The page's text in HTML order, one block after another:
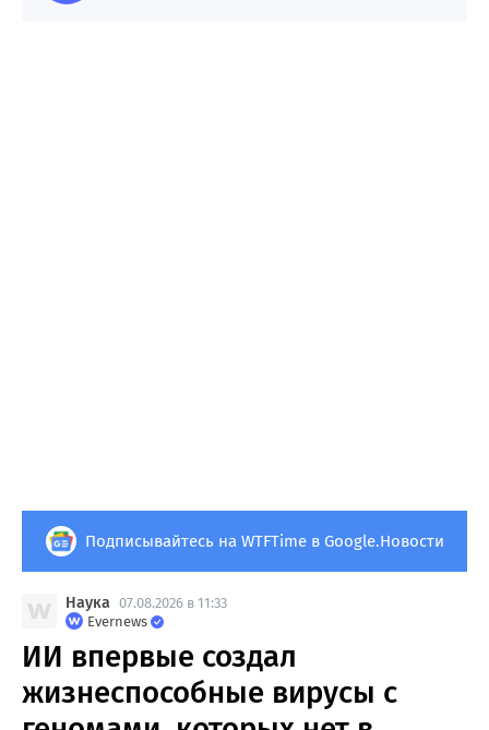
Подписывайтесь на WTFTime в Google.Новости
Наука 07.08.2026 в 11:33
Evernews
ИИ впервые создал
жизнеспособные вирусы с